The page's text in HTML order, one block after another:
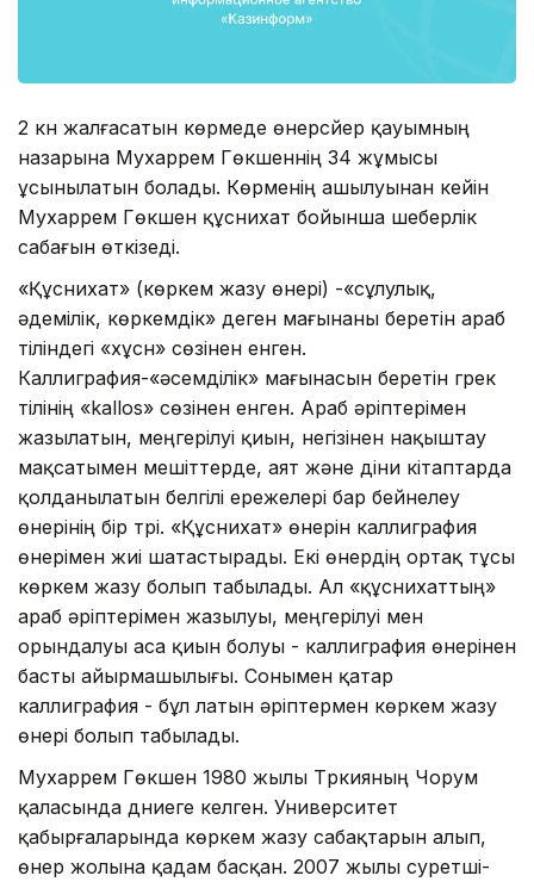
2 күн жалғасатын көрмеде өнерсүйер қауымның
назарына Мухаррем Гөкшеннің 34 жұмысы
ұсынылатын болады. Көрменің ашылуынан кейін
Мухаррем Гөкшен құснихат бойынша шеберлік
сабағын өткізеді.
«Құснихат» (көркем жазу өнері) -«сұлулық,
әдемілік, көркемдік» деген мағынаны беретін араб
тіліндегі «хұсн» сөзінен енген.
Каллиграфия-«әсемділік» мағынасын беретін грек
тілінің «kallos» сөзінен енген. Араб әріптерімен
жазылатын, меңгерілуі қиын, негізінен нақыштау
мақсатымен мешіттерде, аят және діни кітаптарда
қолданылатын белгілі ережелері бар бейнелеу
өнерінің бір түрі. «Құснихат» өнерін каллиграфия
өнерімен жиі шатастырады. Екі өнердің ортақ тұсы
көркем жазу болып табылады. Ал «құснихаттың»
араб әріптерімен жазылуы, меңгерілуі мен
орындалуы аса қиын болуы - каллиграфия өнерінен
басты айырмашылығы. Сонымен қатар
каллиграфия - бұл латын әріптермен көркем жазу
өнері болып табылады.
Мухаррем Гөкшен 1980 жылы Түркияның Чорум
қаласында дүниеге келген. Университет
қабырғаларында көркем жазу сабақтарын алып,
өнер жолына қадам басқан. 2007 жылы суретші-